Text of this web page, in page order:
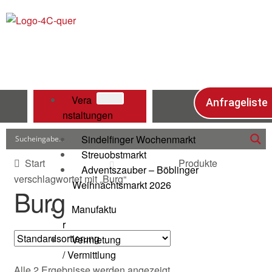
Vera
nstaltungen
Sindelfinger Wochenmarkt
Streuobstmarkt
Adventszauber – Böblinger
Weihnachtsmarkt 2026
Manufaktu
r
Vermietung
/ Vermittlung
Anfrageliste
Start
Produkte
verschlagwortet mit „Burg“
Burg